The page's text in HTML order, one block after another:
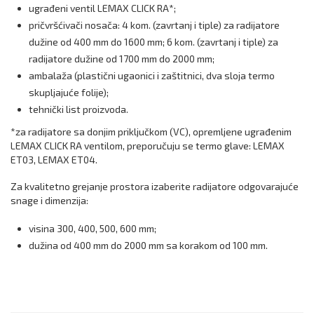
ugrađeni ventil LEMAX CLICK RA*;
pričvršćivači nosača: 4 kom. (zavrtanj i tiple) za radijatore
dužine od 400 mm do 1600 mm; 6 kom. (zavrtanj i tiple) za
radijatore dužine od 1700 mm do 2000 mm;
ambalaža (plastični ugaonici i zaštitnici, dva sloja termo
skupljajuće folije);
tehnički list proizvoda.
*za radijatore sa donjim priključkom (VC), opremljene ugrađenim
LEMAX CLICK RA ventilom, preporučuju se termo glave: LEMAX
ET03, LEMAX ET04.
Za kvalitetno grejanje prostora izaberite radijatore odgovarajuće
snage i dimenzija:
visina 300, 400, 500, 600 mm;
dužina od 400 mm do 2000 mm sa korakom od 100 mm.